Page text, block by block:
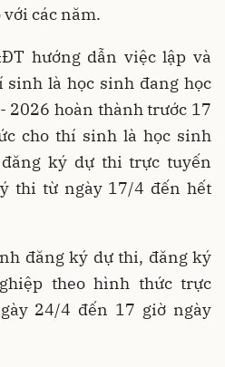
các năm.
hướng dẫn việc lập và
sinh là học sinh đang học
2026 hoàn thành trước 17
cho thí sinh là học sinh
ký dự thi trực tuyến
thi từ ngày 17/4 đến hết
đăng ký dự thi, đăng ký
theo hình thức trực
24/4 đến 17 giờ ngày